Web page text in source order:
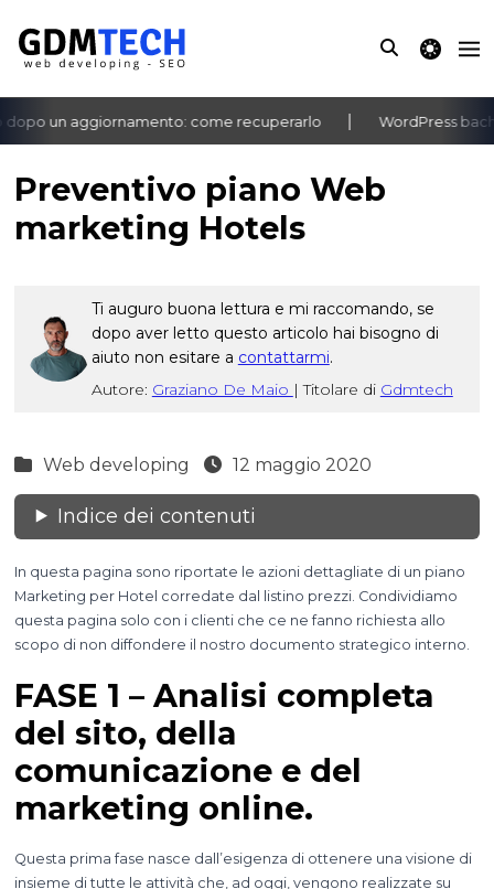
theme
un aggiornamento: come recuperarlo WordPress
‹ ›
Preventivo piano Web
marketing Hotels
Ti auguro buona lettura e mi raccomando, se
dopo aver letto questo articolo hai bisogno di
aiuto non esitare a contattarmi.
Autore: Graziano De Maio | Titolare di Gdmtech
Web developing 12 maggio 2020
Indice dei contenuti
In questa pagina sono riportate le azioni dettagliate di un piano
Marketing per Hotel corredate dal listino prezzi. Condividiamo
questa pagina solo con i clienti che ce ne fanno richiesta allo
scopo di non diffondere il nostro documento strategico interno.
FASE 1 – Analisi completa
del sito, della
comunicazione e del
marketing online.
Questa prima fase nasce dall’esigenza di ottenere una visione di
insieme di tutte le attività che, ad oggi, vengono realizzate su